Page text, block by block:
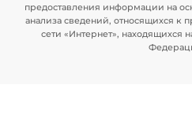
предоставления информации на
анализа сведений, относящихся к
сети «Интернет», находящихся